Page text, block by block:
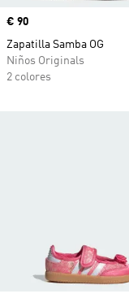
Precio
€ 90
Zapatilla Samba OG
Niños Originals
2 colores